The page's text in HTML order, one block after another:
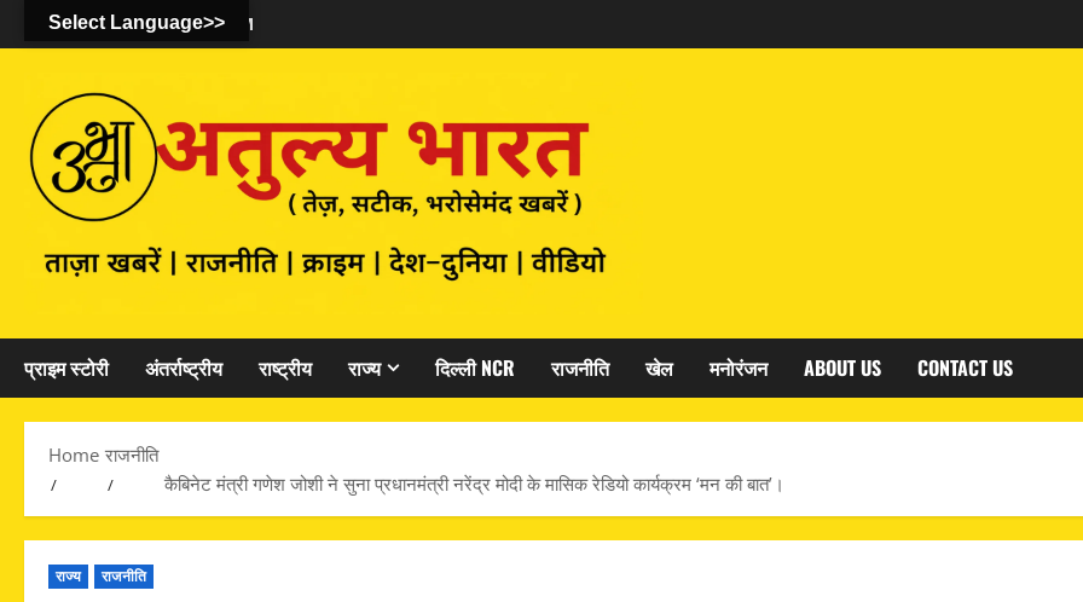
August 6, 2026 8:47:12 AM
प्राइम स्टोरी अंतर्राष्ट्रीय राष्ट्रीय राज्य दिल्ली NCR राजनीति खेल मनोरंजन ABOUT US CONTACT US
Home राजनीति
कैबिनेट मंत्री गणेश जोशी ने सुना प्रधानमंत्री नरेंद्र मोदी के मासिक रेडियो कार्यक्रम ‘मन की बात’।
राज्य राजनीति
Select Language>>